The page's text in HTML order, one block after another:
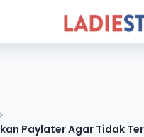
Paylater Agar Tidak